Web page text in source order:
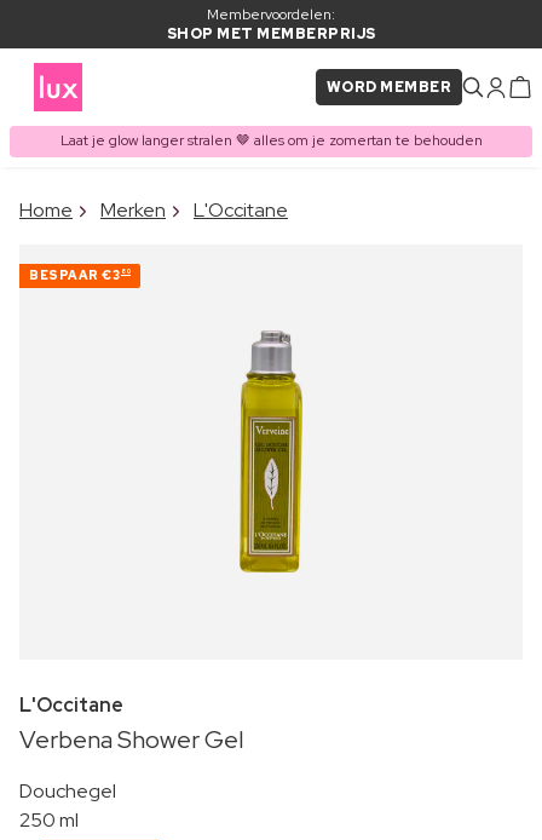
Membervoordelen:
SHOP MET MEMBERPRIJS
WORD MEMBER
Laat je glow langer stralen 🤎 alles om je zomertan te behouden
ITEM TOEGEVOEGD AAN
Home Merken L'Occitane
BESPAAR €3 80
L'Occitane
Verbena Shower Gel
Douchegel
250 ml